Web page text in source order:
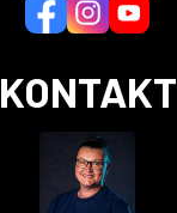
KONTAKT